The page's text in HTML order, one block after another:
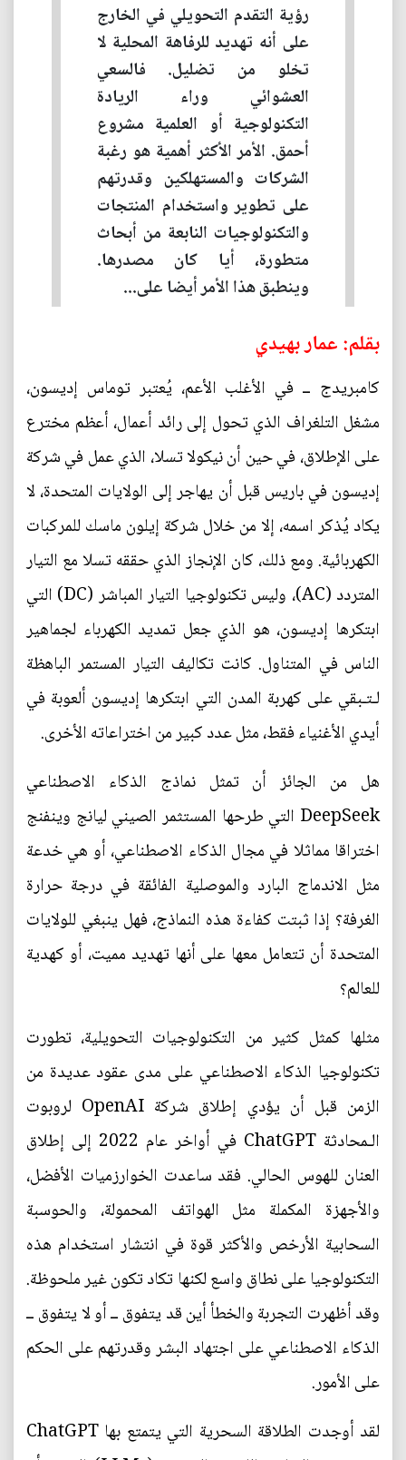
رؤية التقدم التحويلي في الخارج
على أنه تهديد للرفاهة المحلية لا
تخلو من تضليل. فالسعي
العشوائي وراء الريادة
التكنولوجية أو العلمية مشروع
أحمق. الأمر الأكثر أهمية هو رغبة
الشركات والمستهلكين وقدرتهم
على تطوير واستخدام المنتجات
والتكنولوجيات النابعة من أبحاث
متطورة، أيا كان مصدرها.
وينطبق هذا الأمر أيضا على...
بقلم: عمار بهيدي
كامبريدج ــ في الأغلب الأعم، يُعتبر توماس إديسون،
مشغل التلغراف الذي تحول إلى رائد أعمال، أعظم مخترع
على الإطلاق، في حين أن نيكولا تسلا، الذي عمل في شركة
إديسون في باريس قبل أن يهاجر إلى الولايات المتحدة، لا
يكاد يُذكر اسمه، إلا من خلال شركة إيلون ماسك للمركبات
الكهربائية. ومع ذلك، كان الإنجاز الذي حققه تسلا مع التيار
المتردد (AC)، وليس تكنولوجيا التيار المباشر (DC) التي
ابتكرها إديسون، هو الذي جعل تمديد الكهرباء لجماهير
الناس في المتناول. كانت تكاليف التيار المستمر الباهظة
لـتـبقي على كهربة المدن التي ابتكرها إديسون ألعوبة في
أيدي الأغنياء فقط، مثل عدد كبير من اختراعاته الأخرى.
هل من الجائز أن تمثل نماذج الذكاء الاصطناعي
DeepSeek التي طرحها المستثمر الصيني ليانج وينفنج
اختراقا مماثلا في مجال الذكاء الاصطناعي، أو هي خدعة
مثل الاندماج البارد والموصلية الفائقة في درجة حرارة
الغرفة؟ إذا ثبتت كفاءة هذه النماذج، فهل ينبغي للولايات
المتحدة أن تتعامل معها على أنها تهديد مميت، أو كهدية
للعالم؟
مثلها كمثل كثير من التكنولوجيات التحويلية، تطورت
تكنولوجيا الذكاء الاصطناعي على مدى عقود عديدة من
الزمن قبل أن يؤدي إطلاق شركة OpenAI لروبوت
الـمحادثة ChatGPT في أواخر عام 2022 إلى إطلاق
العنان للهوس الحالي. فقد ساعدت الخوارزميات الأفضل،
والأجهزة المكملة مثل الهواتف المحمولة، والحوسبة
السحابية الأرخص والأكثر قوة في انتشار استخدام هذه
التكنولوجيا على نطاق واسع لكنها تكاد تكون غير ملحوظة.
وقد أظهرت التجربة والخطأ أين قد يتفوق ــ أو لا يتفوق ــ
الذكاء الاصطناعي على اجتهاد البشر وقدرتهم على الحكم
على الأمور.
لقد أوجدت الطلاقة السحرية التي يتمتع بها ChatGPT